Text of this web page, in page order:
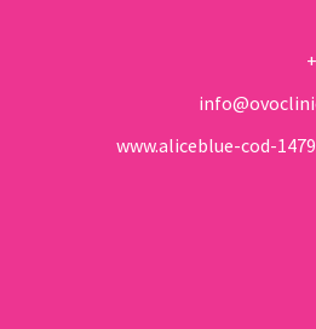
www.aliceblue-cod-